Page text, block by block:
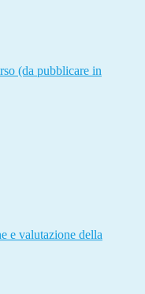
(da pubblicare in
e valutazione della